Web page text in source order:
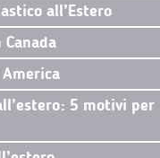
all’Estero
5 motivi per